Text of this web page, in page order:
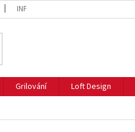
INFORMACE O COOKIES
Grilování Loft Design